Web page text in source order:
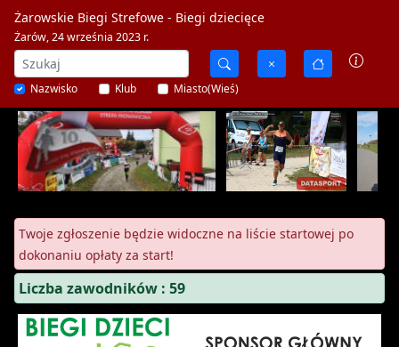
Żarowskie Biegi Strefowe - Biegi dziecięce
Żarów, 24 września 2023 r.
Nazwisko Klub Miasto(Wieś)
Twoje zgłoszenie będzie widoczne na liście startowej po
dokonaniu opłaty za start!
Liczba zawodników : 59